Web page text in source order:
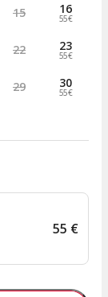
15 16
55€
22 23
55€
29 30
55€
55 €